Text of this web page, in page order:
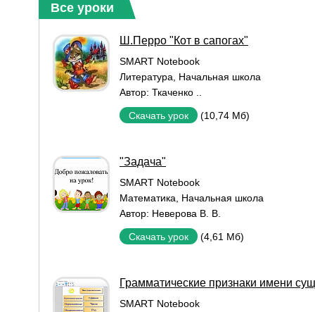
Все уроки
Ш.Перро "Кот в сапогах"
SMART Notebook
Литература
Начальная школа
Автор: Ткаченко ..
Скачать урок (10,74 Мб)
"Задача"
SMART Notebook
Математика
Начальная школа
Автор: Неверова В. В.
Скачать урок (4,61 Мб)
Грамматические признаки имени
SMART Notebook